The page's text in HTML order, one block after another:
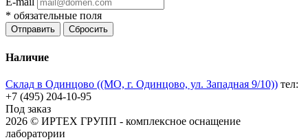
* обязательные поля
Отправить Сбросить
Наличие
Склад в Одинцово ((МО, г. Одинцово, ул. Западная 9/10)) тел:
+7 (495) 204-10-95
Под заказ
2026 © ИРТЕХ ГРУПП - комплексное оснащение
лаборатории